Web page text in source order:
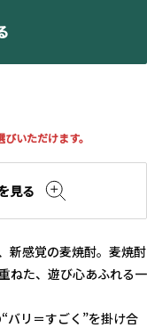
いただけます。
見る
新感覚の麦焼酎。麦焼酎
ねた、遊び心あふれる一
リ＝すごく”を掛け合